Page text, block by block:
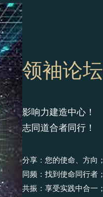
​​领袖论坛
影响力建造中心！
志同道合者同行！
分享：您的使命、方向；
同频：找到使命同行者；
共振：享受实践中合一；